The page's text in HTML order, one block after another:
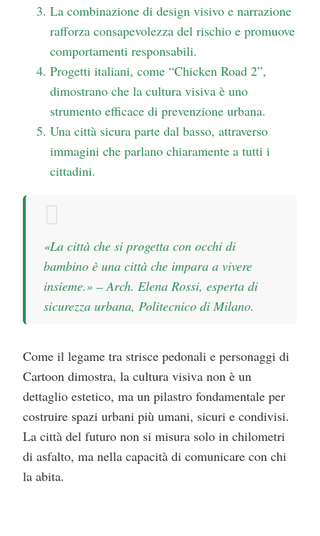
La combinazione di design visivo e narrazione
rafforza consapevolezza del rischio e promuove
comportamenti responsabili.
Progetti italiani, come “Chicken Road 2”,
dimostrano che la cultura visiva è uno
strumento efficace di prevenzione urbana.
Una città sicura parte dal basso, attraverso
immagini che parlano chiaramente a tutti i
cittadini.
«La città che si progetta con occhi di
bambino è una città che impara a vivere
insieme.» – Arch. Elena Rossi, esperta di
sicurezza urbana, Politecnico di Milano.
Come il legame tra strisce pedonali e personaggi di
Cartoon dimostra, la cultura visiva non è un
dettaglio estetico, ma un pilastro fondamentale per
costruire spazi urbani più umani, sicuri e condivisi.
La città del futuro non si misura solo in chilometri
di asfalto, ma nella capacità di comunicare con chi
la abita.